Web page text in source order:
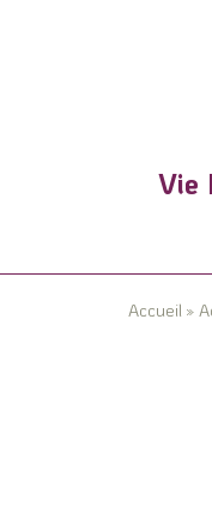
Vie
Accueil»